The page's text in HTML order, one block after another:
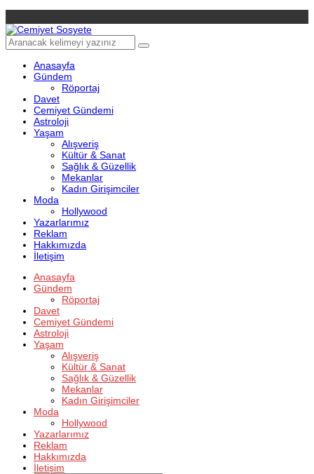
Anasayfa
Gündem
Röportaj
Davet
Cemiyet Gündemi
Astroloji
Yaşam
Alışveriş
Kültür & Sanat
Sağlık & Güzellik
Mekanlar
Kadın Girişimciler
Moda
Hollywood
Yazarlarımız
Reklam
Hakkımızda
İletişim
Anasayfa
Gündem
Röportaj
Davet
Cemiyet Gündemi
Astroloji
Yaşam
Alışveriş
Kültür & Sanat
Sağlık & Güzellik
Mekanlar
Kadın Girişimciler
Moda
Hollywood
Yazarlarımız
Reklam
Hakkımızda
İletişim